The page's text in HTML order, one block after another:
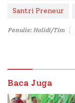
Santri Preneur
Penulis: Holidi/Tim
Baca Juga